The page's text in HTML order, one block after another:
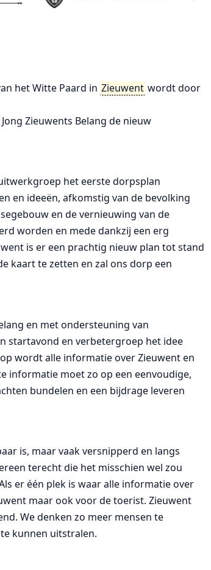
het Witte Paard in Zieuwent wordt door
Zieuwents Belang de nieuw
het eerste dorpsplan
en ideeën, afkomstig van de bevolking
en de vernieuwing van de
worden en mede dankzij een erg
is er een prachtig nieuw plan tot stand
kaart te zetten en zal ons dorp een
en met ondersteuning van
startavond en verbetergroep het idee
wordt alle informatie over Zieuwent en
informatie moet zo op een eenvoudige,
bundelen en een bijdrage leveren
is, maar vaak versnipperd en langs
terecht die het misschien wel zou
er één plek is waar alle informatie over
maar ook voor de toerist. Zieuwent
We denken zo meer mensen te
kunnen uitstralen.